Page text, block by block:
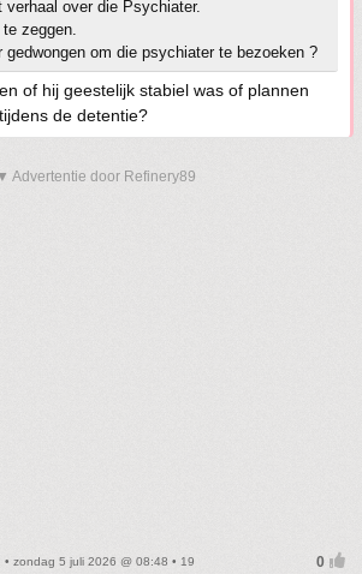
over die Psychiater.
zeggen.
gedwongen om die psychiater te bezoeken ?
of hij geestelijk stabiel was of plannen
de detentie?
Advertentie door Refinery89
• zondag 5 juli 2026 @ 08:48 • 19